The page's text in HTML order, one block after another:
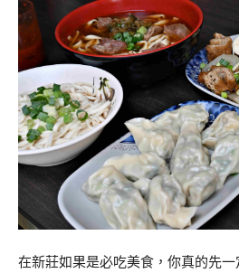
在新莊如果是必吃美食，你真的先